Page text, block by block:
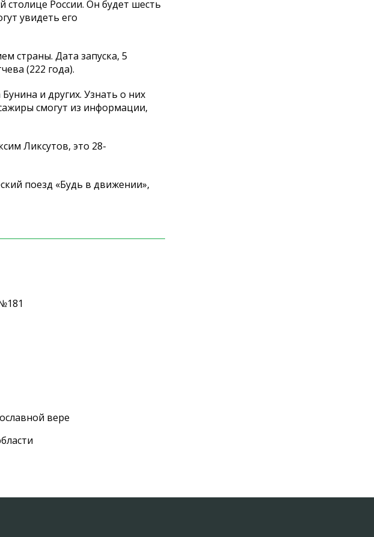
России. Он будет шесть
увидеть его
страны. Дата запуска, 5
(222 года).
и других. Узнать о них
смогут из информации,
Ликсутов, это 28-
поезд «Будь в движении»,
вере